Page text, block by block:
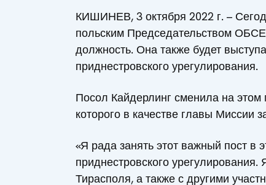
КИШИНЕВ, 3 октября 2022 г. –
польским Председательством
должность. Она также будет
приднестровского урегулирования.
Посол Кайдерлинг сменила на этом
которого в качестве главы Миссии
«Я рада занять этот важный пост в
приднестровского
Тирасполя, а также с другими